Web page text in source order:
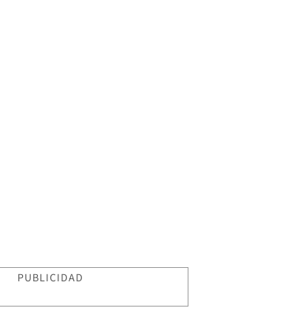
PUBLICIDAD